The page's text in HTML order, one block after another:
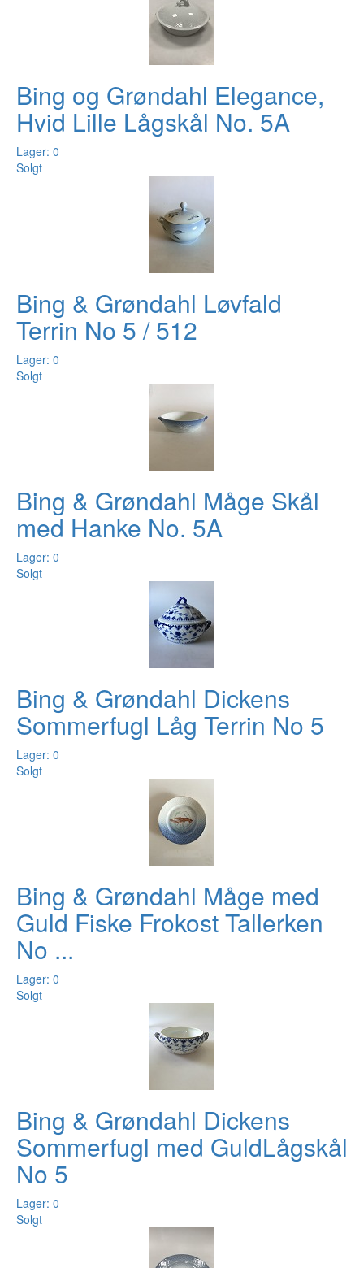
Bing og Grøndahl Elegance,
Hvid Lille Lågskål No. 5A
Lager: 0
Solgt
Bing & Grøndahl Løvfald
Terrin No 5 / 512
Lager: 0
Solgt
Bing & Grøndahl Måge Skål
med Hanke No. 5A
Lager: 0
Solgt
Bing & Grøndahl Dickens
Sommerfugl Låg Terrin No 5
Lager: 0
Solgt
Bing & Grøndahl Måge med
Guld Fiske Frokost Tallerken
No ...
Lager: 0
Solgt
Bing & Grøndahl Dickens
Sommerfugl med GuldLågskål
No 5
Lager: 0
Solgt